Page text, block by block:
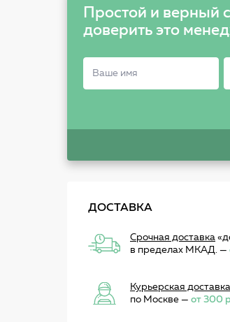
Простой и верный
доверить это
ДОСТАВКА
Срочная доставка
в пределах МКАД. —
Курьерская доставка
по Москве — от 300